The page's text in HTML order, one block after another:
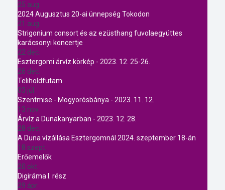
25 aug.
2024 Augusztus 20-ai ünnepség Tokodon
21 aug.
Strigonium consort és az ezüsthang fuvolaegyüttes
karácsonyi koncertje
22 dec.
Esztergomi árvíz körkép - 2023. 12. 25-26.
26 dec.
Teliholdfutam
03 júl.
Szentmise - Mogyorósbánya - 2023. 11. 12.
13 nov.
Árvíz a Dunakanyarban - 2023. 12. 28.
28 dec.
A Duna vízállása Esztergomnál 2024. szeptember 18-án
18 szept.
Erőemelők
20 okt.
Digiráma I. rész
29 ápr.